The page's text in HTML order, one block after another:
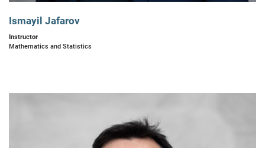
Ismayil Jafarov
Instructor
Mathematics and Statistics